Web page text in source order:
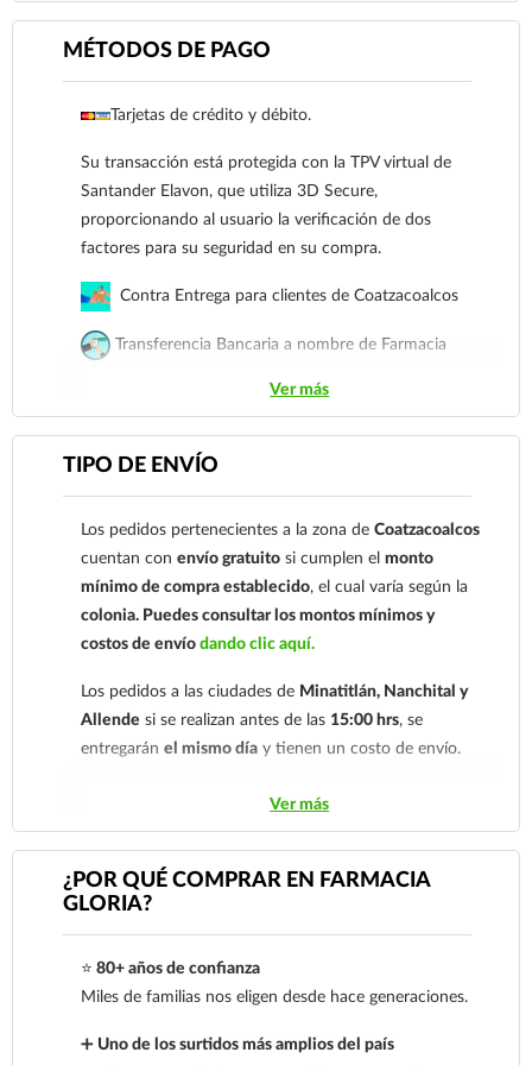
MÉTODOS DE PAGO
Tarjetas de crédito y débito.
Su transacción está protegida con la TPV virtual de
Santander Elavon, que utiliza 3D Secure,
proporcionando al usuario la verificación de dos
factores para su seguridad en su compra.
Contra Entrega para clientes de Coatzacoalcos
Transferencia Bancaria a nombre de Farmacia
cuenta: Clave: 014854655008143954
Para esta forma de pago el cliente deberá enviar su
comprobante de pago a al siguiente correo
nuestro
921 261 8491
Ver más
TIPO DE ENVÍO
Los pedidos pertenecientes a la zona deCoatzacoalcos
cuentan conenvío gratuito si cumplen elmonto
mínimo de compra establecido, el cual varía según la
colonia. Puedes consultar los montos mínimos y
costos de envíodando clic aquí.
Los pedidos a las ciudades de Minatitlán, Nanchital y
Allende si se realizan antes de las 15:00 hrs, se
entregaránel mismo día y tienen un costo de envío.
Los pedidos de otras localidades se envían mediante
.Sólo hacemos envíos en el territorio
nacional.
económica. En la tarifa nacional al día siguiente, los
pedidos deben realizarseantes de las 14:00 hrs.El
tiempo de entrega de la tarifa económica es de
Ver más
¿POR QUÉ COMPRAR EN FARMACIA
GLORIA?
⭐ 80+ años de confianza
Miles de familias nos eligen desde hace generaciones.
➕ Uno de los surtidos más amplios del país